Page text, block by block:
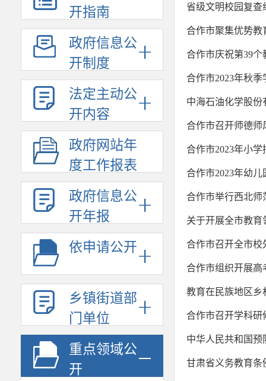
开指南
政府信息公
开制度
法定主动公
开内容
政府网站年
度工作报表
政府信息公
开年报
依申请公开
乡镇街道部
门单位
重点领域公
开
省级文明校园复查
合作市聚集优势教
合作市庆祝第39
合作市2023年秋
中海石油化学股
合作市召开师德师
合作市2023年小学
合作市2023年幼儿
合作市举行西北师
关于开展全市教
合作市召开全市校
合作市组织开展高
教育在民族地区乡
合作市召开学科研
中华人民共和国
甘肃省义务教育条